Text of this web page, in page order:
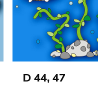
D 44, 47